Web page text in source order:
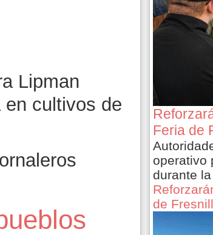
Lipman
en cultivos de
Feria de
operativo
durante
de